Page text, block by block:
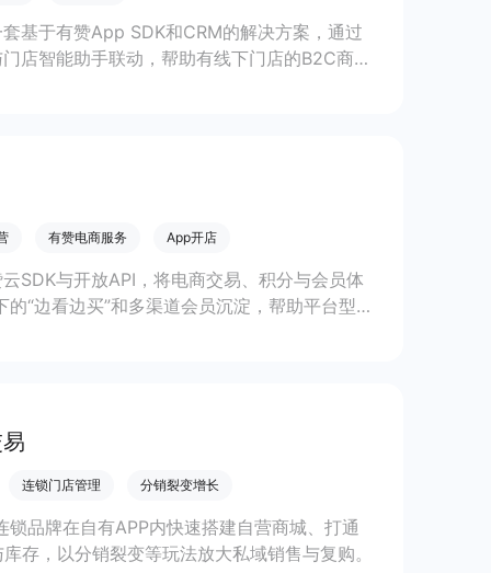
基于有赞App SDK和CRM的解决方案，通过
店智能助手联动，帮助有线下门店的B2C商家
有赞电商服务 App开店
SDK与开放API，将电商交易、积分与会员体
“边看边买”和多渠道会员沉淀，帮助平台型
连锁门店管理 分销裂变增长
品牌在自有APP内快速搭建自营商城、打通
存，以分销裂变等玩法放大私域销售与复购。